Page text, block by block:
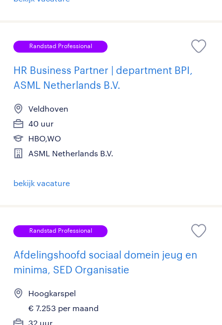
Randstad Professional
HR Business Partner | department BPI,
ASML Netherlands B.V.
Veldhoven
40 uur
HBO,WO
ASML Netherlands B.V.
bekijk vacature
Randstad Professional
Afdelingshoofd sociaal domein jeug en
minima, SED Organisatie
Hoogkarspel
€ 7.253 per maand
32 uur